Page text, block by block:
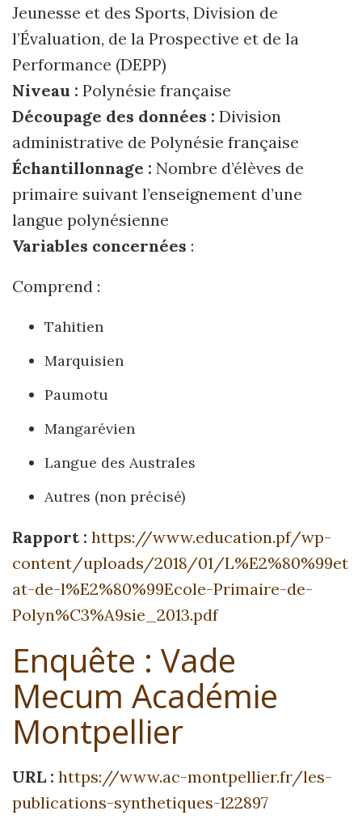
Jeunesse et des Sports, Division de
l’Évaluation, de la Prospective et de la
Performance (DEPP)
Niveau : Polynésie française
Découpage des données : Division
administrative de Polynésie française
Échantillonnage : Nombre d’élèves de
primaire suivant l’enseignement d’une
langue polynésienne
Variables concernées :
Comprend :
Tahitien
Marquisien
Paumotu
Mangarévien
Langue des Australes
Autres (non précisé)
Rapport : https://www.education.pf/wp-
content/uploads/2018/01/L%E2%80%99et
at-de-l%E2%80%99Ecole-Primaire-de-
Polyn%C3%A9sie_2013.pdf
Enquête : Vade
Mecum Académie
Montpellier
URL : https://www.ac-montpellier.fr/les-
publications-synthetiques-122897